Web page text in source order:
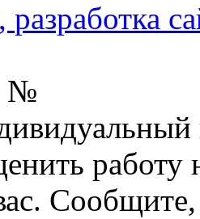
разработка
№
работу